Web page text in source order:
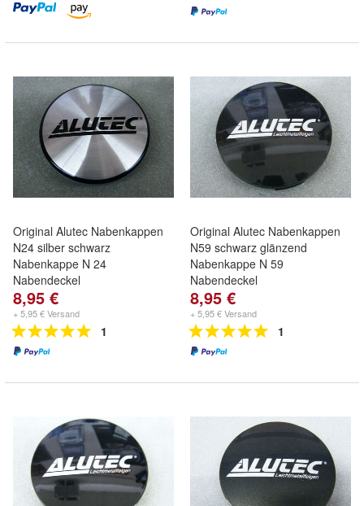
Original Alutec Nabenkappen
N24 silber schwarz
Nabenkappe N 24
Nabendeckel
8,95 €
+ 5,95 € Versand
1
Original Alutec Nabenkappen
N59 schwarz glänzend
Nabenkappe N 59
Nabendeckel
8,95 €
+ 5,95 € Versand
1